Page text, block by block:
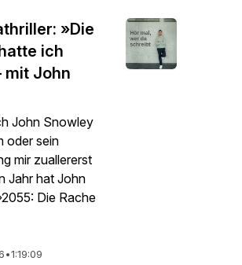
»Die
ich
mit John
John Snowley
oder sein
mir zuallererst
Jahr hat John
Die Rache
•1:19:09